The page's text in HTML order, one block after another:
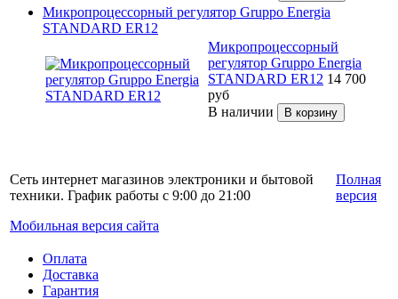
Микропроцессорный регулятор Gruppo Energia
STANDARD ER12
Микропроцессорный
регулятор Gruppo Energia
STANDARD ER12 14 700
руб
В наличии
Сеть интернет магазинов электроники и бытовой
техники. График работы с 9:00 до 21:00
Мобильная версия сайта
Полная
версия
Оплата
Доставка
Гарантия